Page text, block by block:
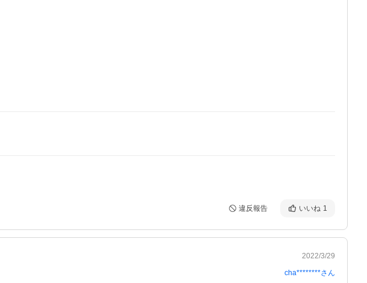
違反報告 いいね 1
2022/3/29
cha********さん